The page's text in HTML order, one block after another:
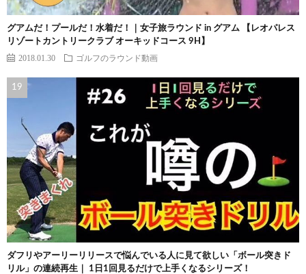
グアムだ！プールだ！水着だ！｜女子旅ラウンド in グアム 【レオパレス
リゾートカントリークラブ オーキッドコース 9H】
2018.01.30 ゴルフのラウンド動画
ダフリやアーリーリリースで悩んでいる人に見て欲しい「ボール突きド
リル」の連続再生｜ 1日1回見るだけで上手くなるシリーズ！